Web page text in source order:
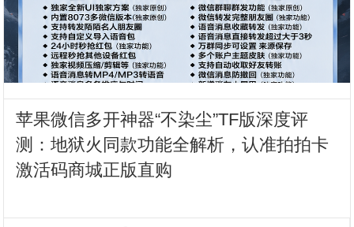
苹果微信多开神器“不染尘”TF版深度评
测：地狱火同款功能全解析，认准拍拍卡
激活码商城正版直购